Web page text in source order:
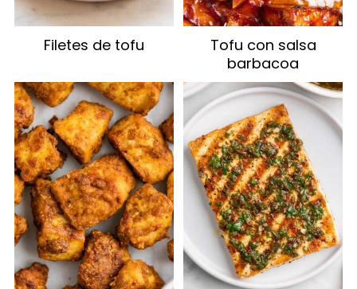
Filetes de tofu
Tofu con salsa
barbacoa